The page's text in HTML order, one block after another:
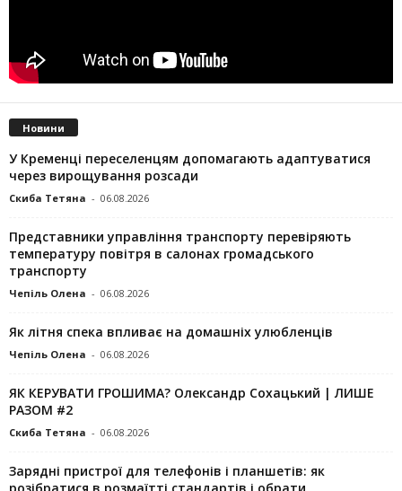
Новини
У Кременці переселенцям допомагають адаптуватися
через вирощування розсади
Скиба Тетяна - 06.08.2026
Представники управління транспорту перевіряють
температуру повітря в салонах громадського
транспорту
Чепіль Олена - 06.08.2026
Як літня спека впливає на домашніх улюбленців
Чепіль Олена - 06.08.2026
ЯК КЕРУВАТИ ГРОШИМА? Олександр Сохацький | ЛИШЕ
РАЗОМ #2
Скиба Тетяна - 06.08.2026
Зарядні пристрої для телефонів і планшетів: як